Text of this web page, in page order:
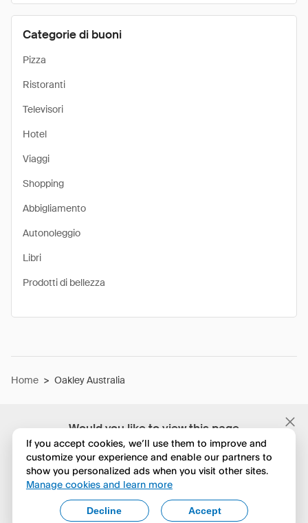
Would you like to view this page
in English?
No, continua a esplorare
Yes, change to English
Categorie di buoni
Pizza
Ristoranti
Televisori
Hotel
Viaggi
Shopping
Abbigliamento
Autonoleggio
Libri
Prodotti di bellezza
Home > Oakley Australia
If you accept cookies, we’ll use them to improve and
customize your experience and enable our partners to
show you personalized ads when you visit other sites.
Manage cookies and learn more
Accept
Decline